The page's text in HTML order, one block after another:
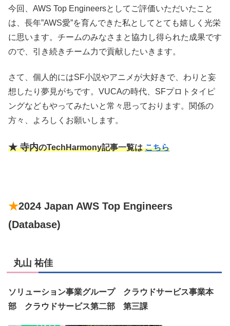
今回、AWS Top Engineersとしてご評価いただいたこと
は、長年”AWS愛”を育んできた私としてとても嬉しく光栄
に思います。チームのみなさまと協力し得られた成果です
ので、引き続きチーム力で貢献したいきます。
さて、個人的にはSF小説やアニメが大好きで、わりと妄
想したり夢見がちです。VUCAの時代、SFプロトタイピ
ングなどもやってみたいと常々思っております。関係の
方々、よろしくお願いします。
★ 寺内のTechHarmony記事一覧はこちら
★2024 Japan AWS Top Engineers
(Database)
丸山 祐佳
ソリューション事業グループ クラウドサービス事業本
部 クラウドサービス第二部 第三課